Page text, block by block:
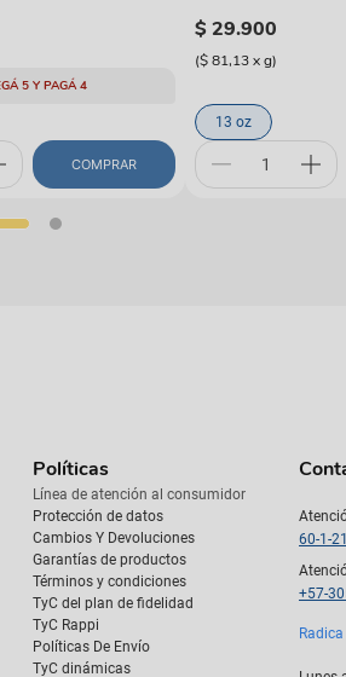
5 Y PAGÁ 4
COMPRAR
$29.900
($ 81,13xg)
13 oz
Políticas
Línea de atención al consumidor
Protección de datos
Cambios Y Devoluciones
Garantías de productos
Términos y condiciones
TyC del plan de fidelidad
TyC Rappi
Políticas De Envío
TyC dinámicas
60-1-
+57-